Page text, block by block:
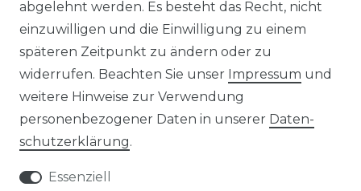
REFERENZEN
abgelehnt werden. Es besteht das Recht, nicht
einzuwilligen und die Einwilligung zu einem
späteren Zeitpunkt zu ändern oder zu
widerrufen. Beachten Sie unser Impressum und
weitere Hinweise zur Verwendung
personenbezogener Daten in unserer Daten­
schutz­erklärung.
Essenziell